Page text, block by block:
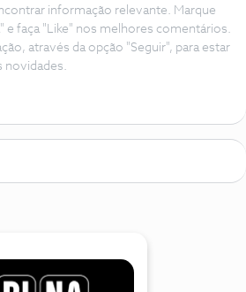
informação relevante. Marque
e faça "Like" nos melhores comentários.
através da opção "Seguir", para estar
novidades.